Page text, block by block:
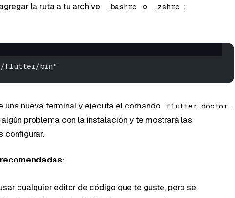
la ruta a tu archivo .bashrc o .zshrc :
flutter/bin"
una nueva terminal y ejecuta el comando flutter doctor .
problema con la instalación y te mostrará las
configurar.
cualquier editor de código que te guste, pero se